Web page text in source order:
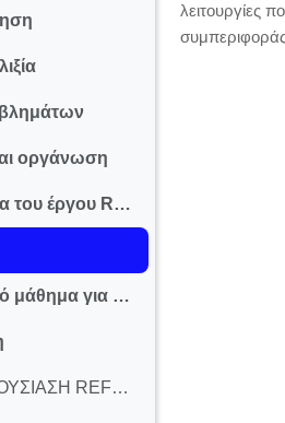
οργάνωση
Αποτελέσματα του έργου REFLECT
3. Ηλεκτρονικό μάθημα για εκπαιδευτικούς
ΤΕΛΙΚΗ ΠΑΡΟΥΣΙΑΣΗ REFLECT, ΠΑΝΕΠΙΣΤΗΜΙΟ GRANADA
λειτουργίες